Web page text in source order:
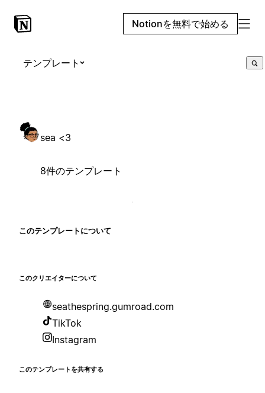
Notionを無料で始める
テンプレート
sea <3
8件のテンプレート
このテンプレートについて
このクリエイターについて
seathespring.gumroad.com
TikTok
Instagram
このテンプレートを共有する